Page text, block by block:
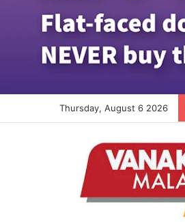
Thursday, August 6 2026